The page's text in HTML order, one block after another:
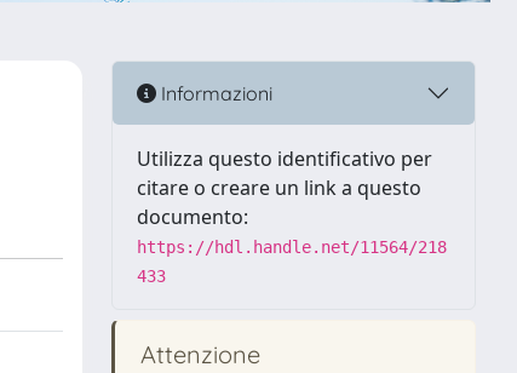
Informazioni
Utilizza questo identificativo per
citare o creare un link a questo
documento:
https://hdl.handle.net/11564/218
433
Attenzione